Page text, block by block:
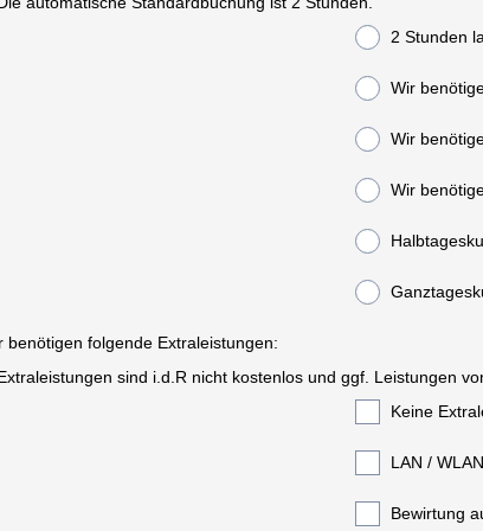
2 Stunden
Wir
Wir
benötigen folgende Extraleistungen:
sind i.d.R nicht kostenlos und ggf. Leistungen
Keine
LAN / WLAN
Bewirtung